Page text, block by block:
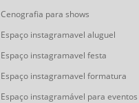
Cenografia para shows
Espaço instagramavel aluguel
Espaço instagramavel festa
Espaço instagramavel formatura
Espaço instagramável para eventos